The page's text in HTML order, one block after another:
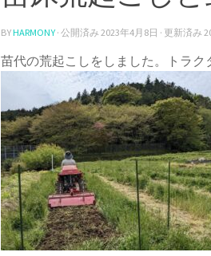
BYHARMONY · 公開済み 2023年4月8日 · 更新済み
苗代の荒起こしをしました。トラク